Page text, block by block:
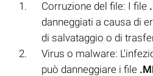
Corruzione del file: I file
danneggiati a causa di
di salvataggio o di
Virus o malware:
può danneggiare i file